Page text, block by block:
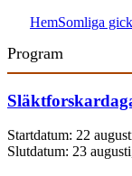
HemSomliga
Program
Startdatum: 22
Slutdatum: 23